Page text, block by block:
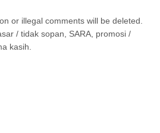
or illegal comments will be deleted.
/ tidak sopan, SARA, promosi /
kasih.